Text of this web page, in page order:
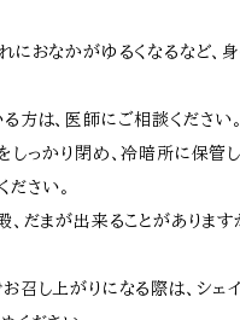
おなかがゆるくなるなど、
は、医師にご相談ください。
っかり閉め、冷暗所に保管し
さい。
だまが出来ることがあります
し上がりになる際は、シェ